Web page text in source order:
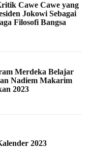
Cawe Cawe yang
Jokowi Sebagai
Filosofi Bangsa
Merdeka Belajar
Nadiem Makarim
2023
2023